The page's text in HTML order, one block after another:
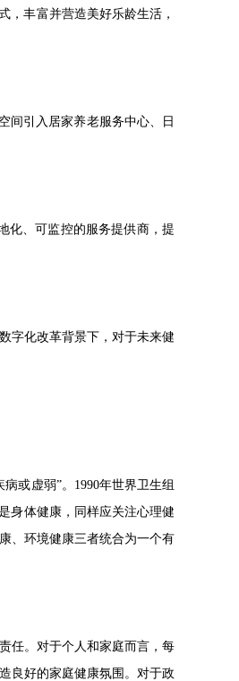
，丰富并营造美好乐龄生活，
间引入居家养老服务中心、日
化、可监控的服务提供商，提
字化改革背景下，对于未来健
或虚弱”。1990年世界卫生组
身体健康，同样应关注心理健
、环境健康三者统合为一个有
任。对于个人和家庭而言，每
良好的家庭健康氛围。对于政